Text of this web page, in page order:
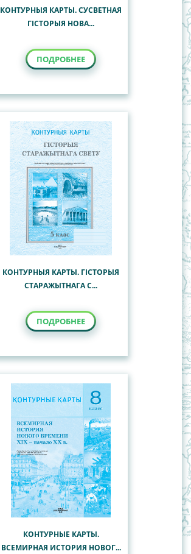
КОНТУРНЫЯ КАРТЫ. СУСВЕТНАЯ
ГІСТОРЫЯ НОВА...
ПОДРОБНЕЕ
КОНТУРНЫЯ КАРТЫ. ГІСТОРЫЯ
СТАРАЖЫТНАГА С...
ПОДРОБНЕЕ
КОНТУРНЫЕ КАРТЫ.
ВСЕМИРНАЯ ИСТОРИЯ НОВОГ...